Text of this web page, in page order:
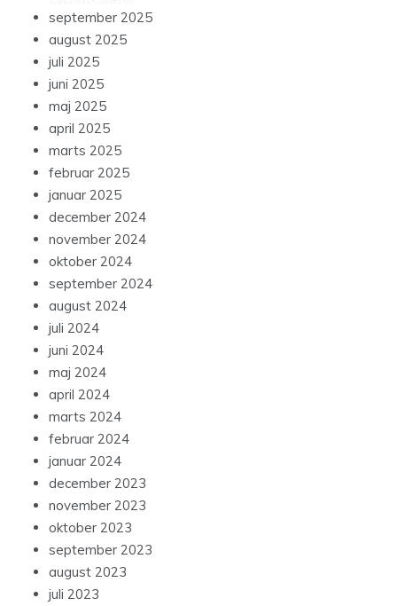
september 2025
august 2025
juli 2025
juni 2025
maj 2025
april 2025
marts 2025
februar 2025
januar 2025
december 2024
november 2024
oktober 2024
september 2024
august 2024
juli 2024
juni 2024
maj 2024
april 2024
marts 2024
februar 2024
januar 2024
december 2023
november 2023
oktober 2023
september 2023
august 2023
juli 2023